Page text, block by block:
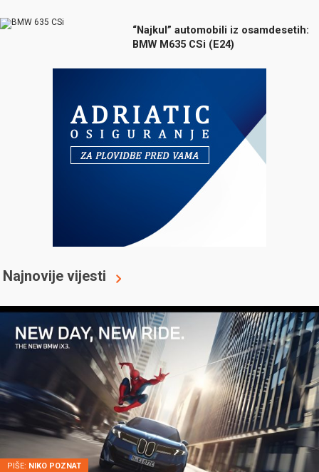
“Najkul” automobili iz osamdesetih:
BMW M635 CSi (E24)
Najnovije vijesti
PIŠE: NIKO POZNAT